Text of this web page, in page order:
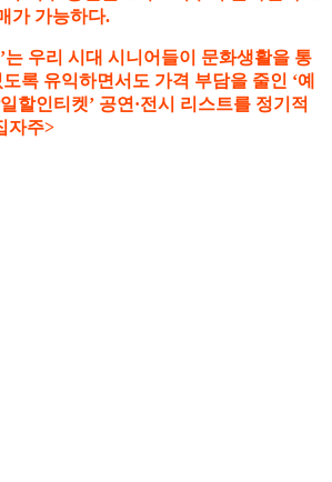
가 가능하다.
는 우리 시대 시니어들이 문화생활을 통
록 유익하면서도 가격 부담을 줄인 ‘예
할인티켓’ 공연·전시 리스트를 정기적
자주>